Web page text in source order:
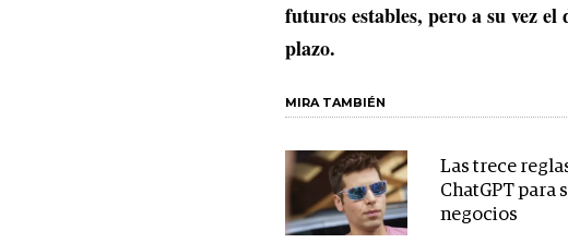
futuros estables, pero a su vez
plazo.
MIRA TAMBIÉN
Las trece
ChatGPT para
negocios